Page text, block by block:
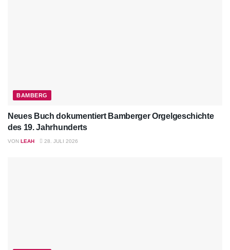
BAMBERG
Neues Buch dokumentiert Bamberger Orgelgeschichte
des 19. Jahrhunderts
VON LEAH 28. JULI 2026